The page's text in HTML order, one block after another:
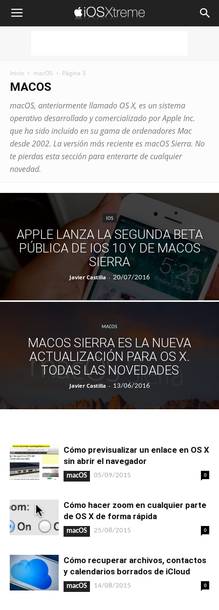
iOSXtreme
Inicio macOS Página 3
MACOS
macOS, anteriormente llamado OS X, es un sistema
operativo desarrollado y comercializado por Apple Inc.
que ha sido incluido en su gama de ordenadores Mac
desde 2002. La versión más reciente es macOS Sierra. No
te pierdas esta sección para enterarte de cualquier
novedad.
IOS
APPLE LANZA LA SEGUNDA BETA
PÚBLICA DE IOS 10 Y DE MACOS
SIERRA
Javier Castilla - 20/07/2016
MACOS
MACOS SIERRA ES LA NUEVA
ACTUALIZACIÓN PARA OS X.
TODAS LAS NOVEDADES
Javier Castilla - 13/06/2016
Cómo previsualizar un enlace en OS X
sin abrir el navegador
macOS 05/09/2015 0
Cómo hacer zoom en cualquier parte
de OS X de forma rápida
macOS 25/08/2015 0
Cómo recuperar archivos, contactos
y calendarios borrados de iCloud
macOS 14/08/2015 0